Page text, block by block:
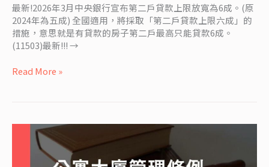
最新!2026年3月中央銀行宣布第二戶貸款上限放寬為6成。(原
2024年為五成) 全國適用，將採取「第二戶貸款上限六成」的
措施，意思就是有貸款的房子第二戶最高只能貸款6成。
(11503)最新!!! →
知!
銀
行
最
規
戶
Read More »